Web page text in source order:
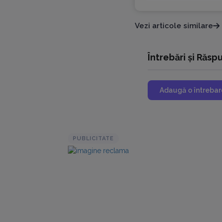
Vezi articole similare
Întrebări și
Adaugă o
PUBLICITATE